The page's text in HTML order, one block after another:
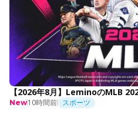
【2026年8月】LeminoのMLB
New10時間前 スポーツ